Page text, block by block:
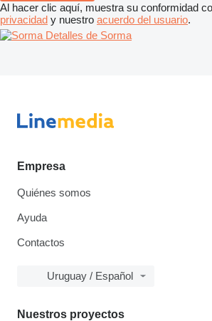
Al hacer clic aquí, muestra su conformidad
privacidad y nuestro acuerdo del usuario.
Detalles de Sorma
Empresa
Quiénes somos
Ayuda
Contactos
Uruguay / Español
Nuestros proyectos